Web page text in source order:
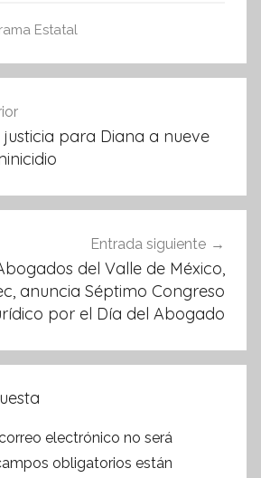
s
Estatal
justicia para Diana a nueve
Entrada siguiente
del Valle de México,
anuncia Séptimo Congreso
por el Día del Abogado
electrónico no será
obligatorios están